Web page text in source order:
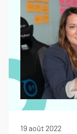
19 août 2022